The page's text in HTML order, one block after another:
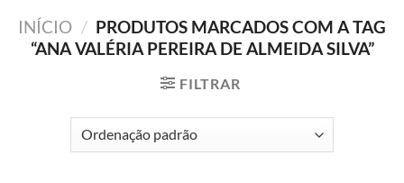
INÍCIO / PRODUTOS MARCADOS COM A TAG
“ANA VALÉRIA PEREIRA DE ALMEIDA SILVA”
FILTRAR